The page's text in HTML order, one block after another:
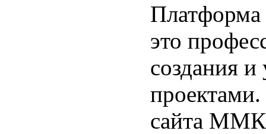
Платформа
это
создания и
сайта ММК